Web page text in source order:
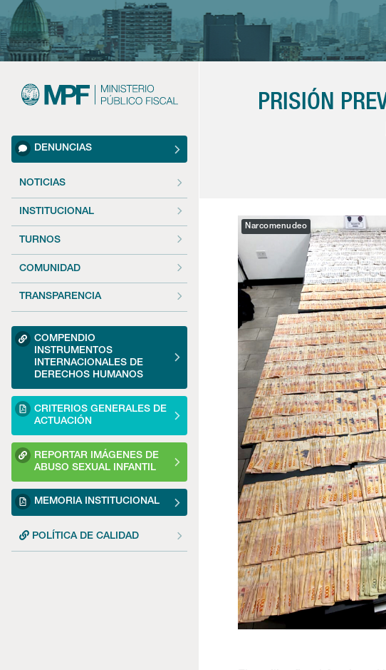
DENUNCIAS
NOTICIAS
INSTITUCIONAL
TURNOS
COMUNIDAD
TRANSPARENCIA
COMPENDIO
INSTRUMENTOS
INTERNACIONALES DE
DERECHOS HUMANOS
CRITERIOS GENERALES DE
ACTUACIÓN
REPORTAR IMÁGENES DE
ABUSO SEXUAL INFANTIL
MEMORIA INSTITUCIONAL
POLÍTICA DE CALIDAD
PRISIÓN
Narcomenudeo